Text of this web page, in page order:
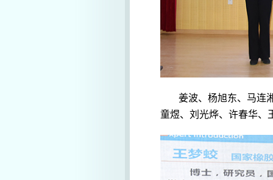
姜波、杨旭东、马连
童煜、刘光烨、许春华、